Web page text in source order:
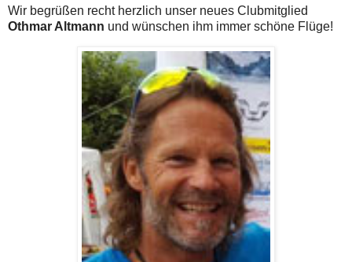
Wir begrüßen recht herzlich unser neues Clubmitglied
Othmar Altmann und wünschen ihm immer schöne Flüge!